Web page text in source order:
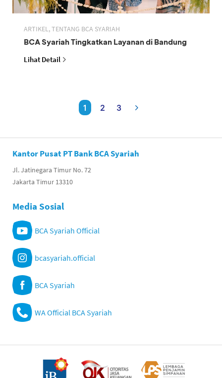
ARTIKEL, TENTANG BCA SYARIAH
BCA Syariah Tingkatkan Layanan di Bandung
Lihat Detail
1 2 3
Kantor Pusat PT Bank BCA Syariah
Jl. Jatinegara Timur No. 72
Jakarta Timur 13310
Media Sosial
BCA Syariah Official
bcasyariah.official
BCA Syariah
WA Official BCA Syariah